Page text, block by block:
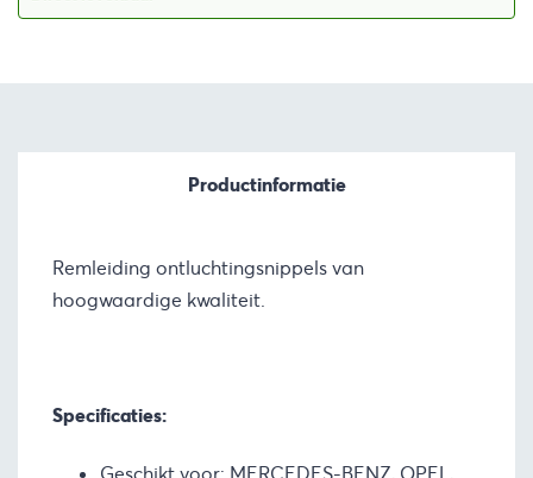
Productinformatie
Remleiding ontluchtingsnippels van
hoogwaardige kwaliteit.
Specificaties: